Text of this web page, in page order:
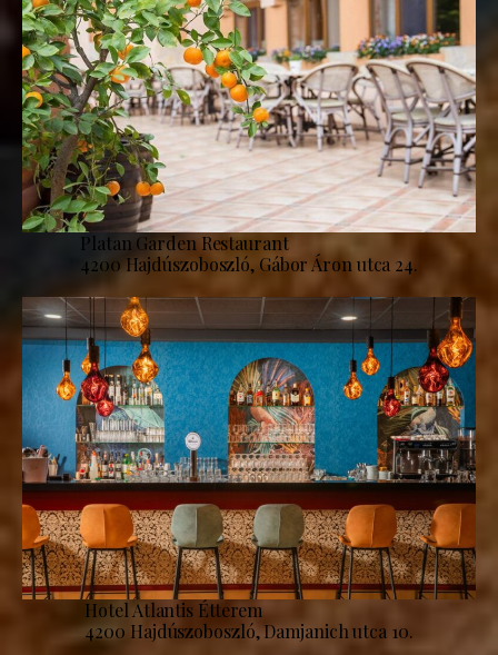
Platan Garden Restaurant
4200 Hajdúszoboszló, Gábor Áron utca 24.
Hotel Atlantis Étterem
4200 Hajdúszoboszló, Damjanich utca 10.